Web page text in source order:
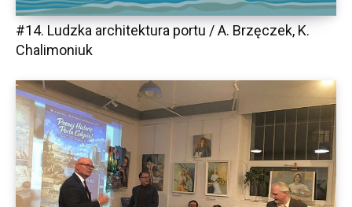
#14. Ludzka architektura portu / A. Brzęczek, K.
Chalimoniuk